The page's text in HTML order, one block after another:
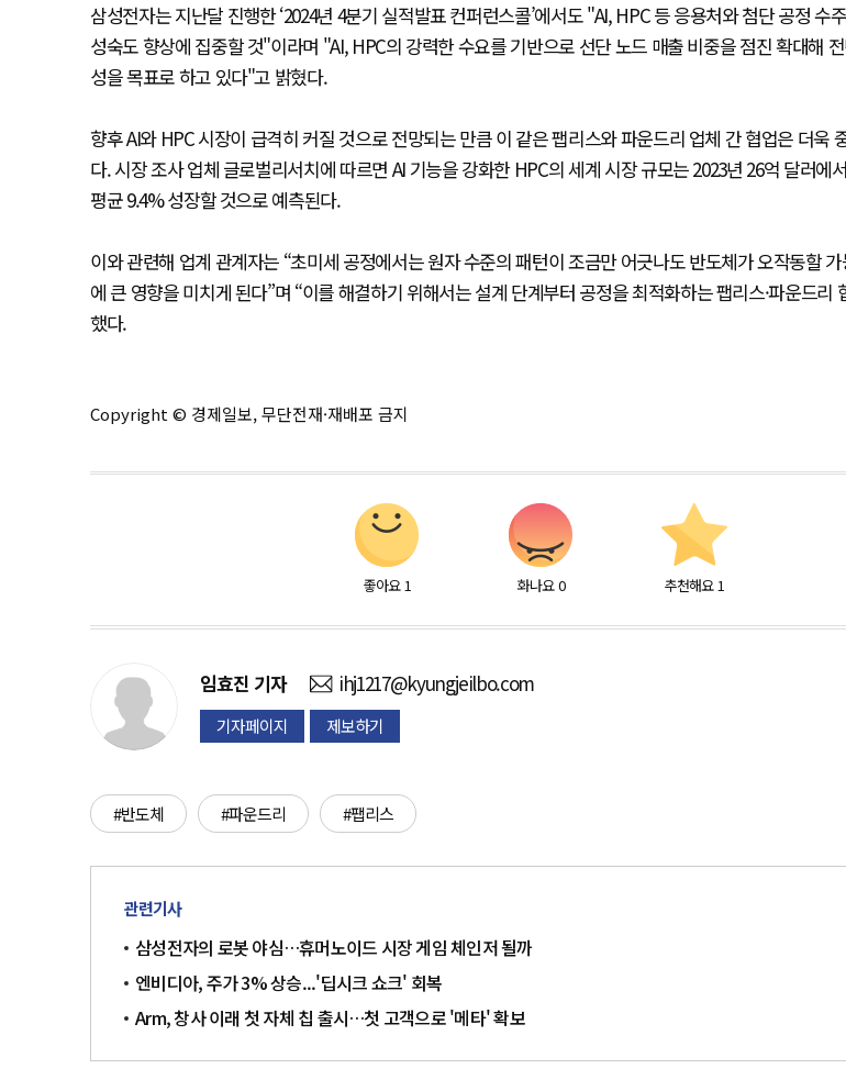
삼성전자는 지난달 진행한 ‘2024년 4분기 실적발표 컨퍼런스콜’에서도 "AI, HPC 등 응용처와 첨단 공정 수
성숙도 향상에 집중할 것"이라며 "AI, HPC의 강력한 수요를 기반으로 선단 노드 매출 비중을 점진 확대해
성을 목표로 하고 있다"고 밝혔다.
향후 AI와 HPC 시장이 급격히 커질 것으로 전망되는 만큼 이 같은 팹리스와 파운드리 업체 간 협업은 더욱
다. 시장 조사 업체 글로벌리서치에 따르면 AI 기능을 강화한 HPC의 세계 시장 규모는 2023년 26억 달러에
평균 9.4% 성장할 것으로 예측된다.
이와 관련해 업계 관계자는 “초미세 공정에서는 원자 수준의 패턴이 조금만 어긋나도 반도체가 오작동할
에 큰 영향을 미치게 된다”며 “이를 해결하기 위해서는 설계 단계부터 공정을 최적화하는 팹리스·파운드리
했다.
Copyright © 경제일보, 무단전재·재배포 금지
좋아요 1 화나요 0 추천해요 1
임효진 기자 ihj1217@kyungjeilbo.com
기자페이지 제보하기
#반도체 #파운드리 #팹리스
관련기사
삼성전자의 로봇 야심…휴머노이드 시장 게임 체인저 될까
엔비디아, 주가 3% 상승...'딥시크 쇼크' 회복
Arm, 창사 이래 첫 자체 칩 출시…첫 고객으로 '메타' 확보